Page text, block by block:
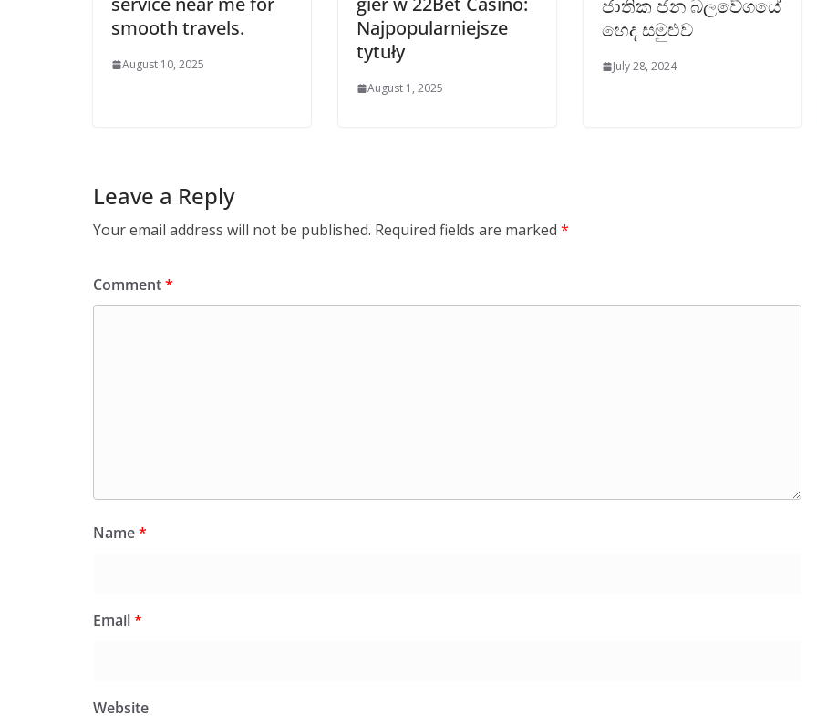
smooth travels.
August 10, 2025
Najpopularniejsze
tytuły
August 1, 2025
ජාතික ජන බලවේගයේ
හෙද සමුළුව
July 28, 2024
Leave a Reply
Your email address will not be published. Required fields are marked *
Comment*
Name*
Email*
Website